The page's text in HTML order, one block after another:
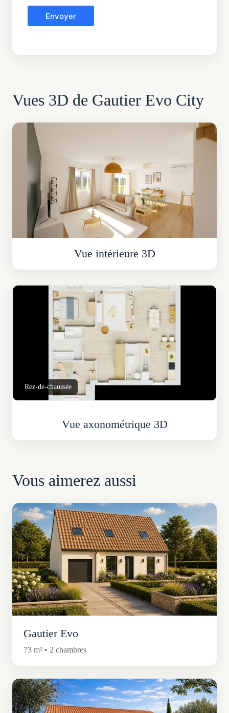
Envoyer
Vues 3D de Gautier Evo City
Vue intérieure 3D
Rez-de-chaussée
Vue axonométrique 3D
Vous aimerez aussi
Gautier Evo
73 m² • 2 chambres